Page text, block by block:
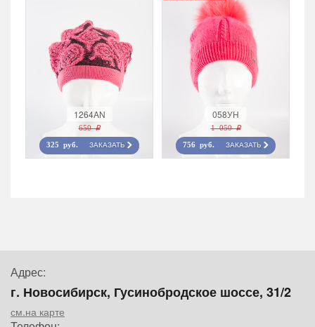
1264AN
650 r
325 руб. ЗАКАЗАТЬ
058УН
1 050 r
756 руб. ЗАКАЗАТЬ
Адрес:
г. Новосибирск, Гусинобродское шоссе, 31/2
см.на карте